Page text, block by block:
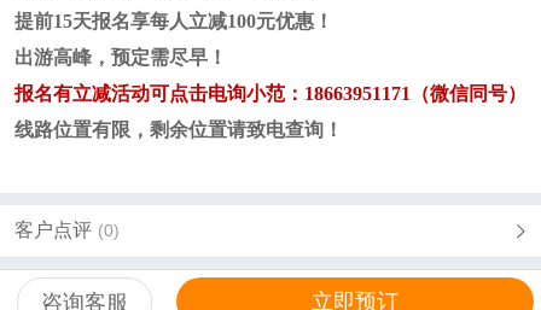
提前15天报名享每人立减100元优惠！
出游高峰，预定需尽早！
报名有立减活动可点击电询小范： 18663951171（微信同号）
线路位置有限，剩余位置请致电查询！
客户点评 (0)
立即预订
咨询客服